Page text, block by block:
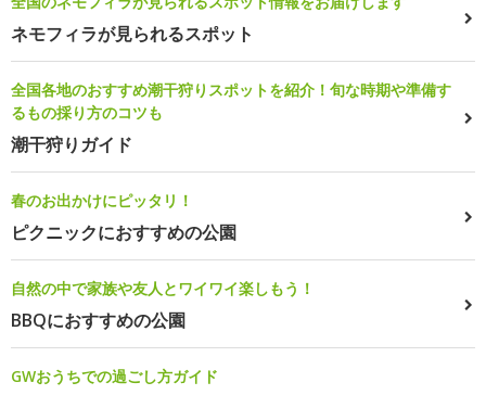
ネモフィラが見られるスポット
全国各地のおすすめ潮干狩りスポットを紹介！旬な時期や準備す
るもの採り方のコツも
潮干狩りガイド
春のお出かけにピッタリ！
ピクニックにおすすめの公園
自然の中で家族や友人とワイワイ楽しもう！
BBQにおすすめの公園
GWおうちでの過ごし方ガイド